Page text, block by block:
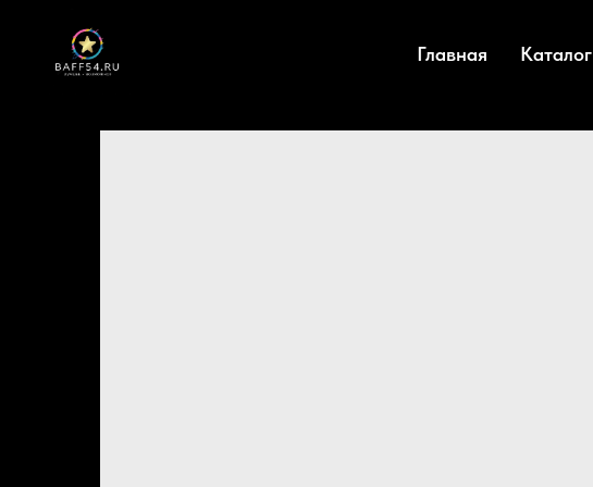
Главная Каталог